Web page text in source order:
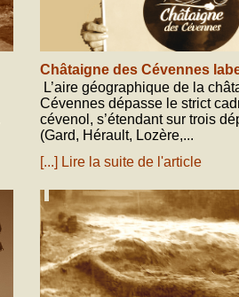
Châtaigne des Cévennes
L’aire géographique de la
Cévennes dépasse le strict
cévenol, s’étendant sur trois
(Gard, Hérault, Lozère,...
[...] Lire la suite de l'article